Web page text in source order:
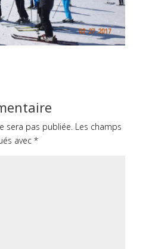
sera pas publiée. Les champs
avec *